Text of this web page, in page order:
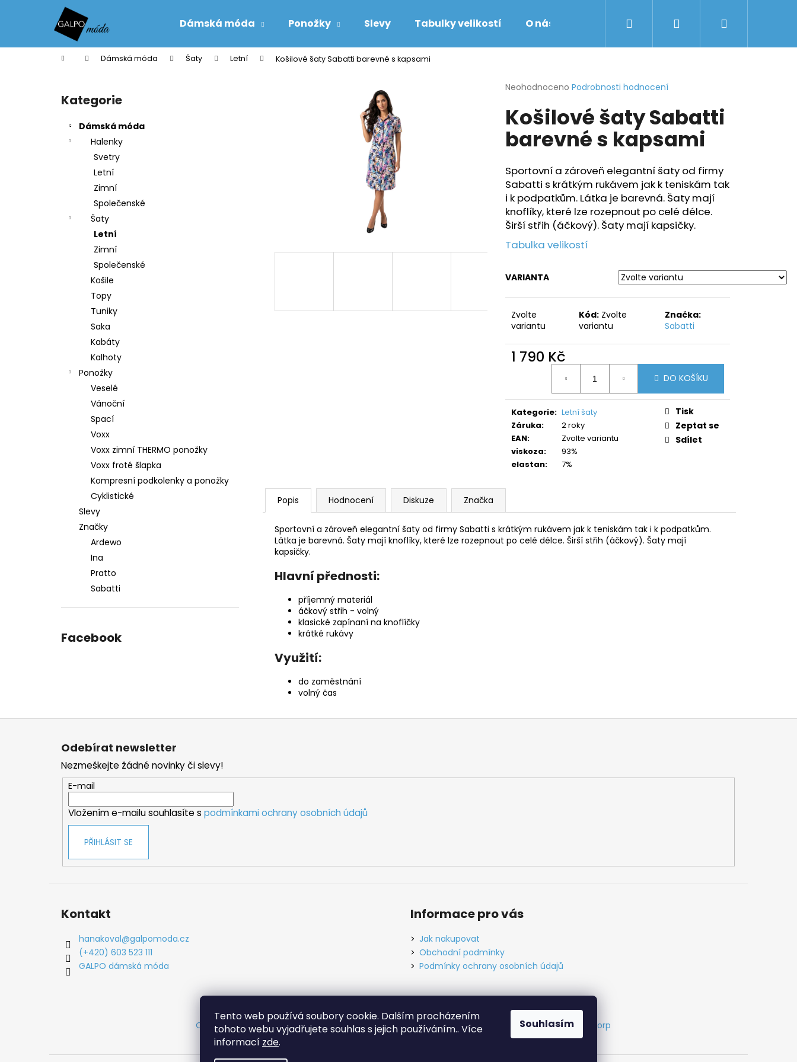
Tento web používá soubory cookie. Dalším procházením
tohoto webu vyjadřujete souhlas s jejich používáním.. Více
informací zde.
Souhlasím
Dámská móda Ponožky Slevy Tabulky velikostí O nás Obchodní podmínky Značky
Přihlášení
Domů Dámská móda Šaty Letní Košilové šaty Sabatti barevné s kapsami
Přeskočit
kategorie
Kategorie
Dámská móda
Halenky
Svetry
Letní
Zimní
Společenské
Šaty
Letní
Zimní
Společenské
Košile
Topy
Tuniky
Saka
Kabáty
Kalhoty
Ponožky
Veselé
Vánoční
Spací
Voxx
Voxx zimní THERMO ponožky
Voxx froté šlapka
Kompresní podkolenky a ponožky
Cyklistické
Slevy
Značky
Ardewo
Ina
Pratto
Sabatti
Facebook
Průměrné
produktu
je
0,0
hvězdiček.
Neohodnoceno Podrobnosti hodnocení
Košilové šaty Sabatti
barevné s kapsami
Sportovní a zároveň elegantní šaty od firmy
Sabatti s krátkým rukávem jak k teniskám tak
i k podpatkům. Látka je barevná. Šaty mají
knoflíky, které lze rozepnout po celé délce.
Širší střih (áčkový). Šaty mají kapsičky.
Tabulka velikostí
VARIANTA
Zvolte
variantu
Kód: Zvolte
variantu
Značka:
Sabatti
1 790 Kč
DO KOŠÍKU
Kategorie: Letní šaty
Záruka:
2 roky
EAN:
Zvolte variantu
viskoza:
93%
elastan: 7%
Tisk
Zeptat se
Sdílet
Popis Hodnocení Diskuze Značka
Sportovní a zároveň elegantní šaty od firmy Sabatti s krátkým rukávem jak k teniskám tak i k podpatkům.
Látka je barevná. Šaty mají knoflíky, které lze rozepnout po celé délce. Širší střih (áčkový). Šaty mají
kapsičky.
Hlavní přednosti:
příjemný materiál
áčkový střih - volný
klasické zapínaní na knoflíčky
krátké rukávy
Využití:
do zaměstnání
volný čas
í
Zpět
do
Zpět
do
Co potřebujete najít?
Doporučujeme
Z
Odebírat newsletter
Nezmeškejte žádné novinky či slevy!
E-mail
Vložením e-mailu souhlasíte s podmínkami ochrany osobních údajů
PŘIHLÁSIT SE
Kontakt
hanakoval@galpomoda.cz
(+420) 603 523 111
GALPO dámská móda
Informace pro vás
Jak nakupovat
Obchodní podmínky
Podmínky ochrany osobních údajů
Obchodní podmínky Ochrana osobních údajů Tabulky velikostí Kontakt O nás Vytvořil Cabakorp